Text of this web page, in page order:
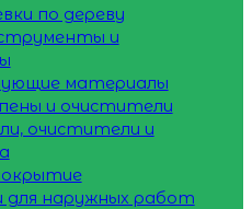
по дереву
и
материалы
и очистители
очистители и
для наружных работ